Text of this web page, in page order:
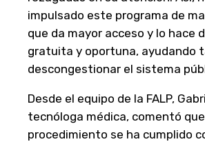
impulsado este programa de
que da mayor acceso y lo hace
gratuita y oportuna, ayudando
descongestionar el sistema
Desde el equipo de la FALP,
tecnóloga médica, comentó que
procedimiento se ha cumplido